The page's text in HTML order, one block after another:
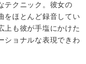
テクニック。彼女の
をほとんど録音してい
上も彼が手塩にかけた
ショナルな表現できわ